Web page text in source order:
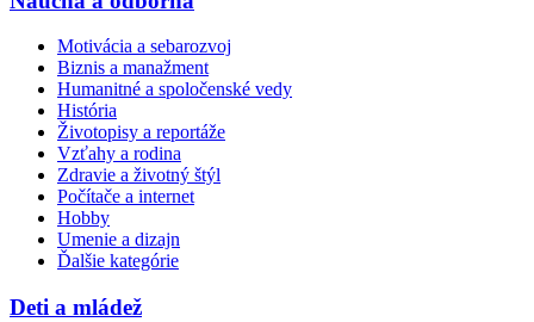
Motivácia a sebarozvoj
Biznis a manažment
Humanitné a spoločenské vedy
História
Životopisy a reportáže
Vzťahy a rodina
Zdravie a životný štýl
Počítače a internet
Hobby
Umenie a dizajn
Ďalšie kategórie
Deti a mládež